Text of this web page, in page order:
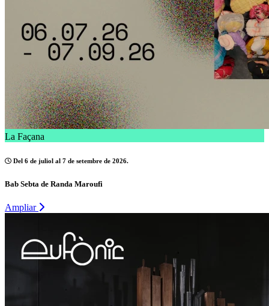
La Façana
Del 6 de juliol al 7 de setembre de 2026.
Bab Sebta de Randa Maroufi
Ampliar